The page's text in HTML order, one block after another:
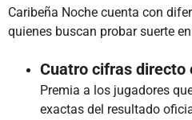
Caribeña Noche cuenta con
quienes buscan probar suerte
Cuatro cifras directo
Premia a los jugadores
exactas del resultado